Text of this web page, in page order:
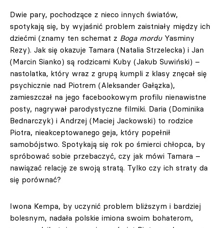
Dwie pary, pochodzące z nieco innych światów,
spotykają się, by wyjaśnić problem zaistniały między ich
dziećmi (znamy ten schemat z Boga morduYasminy
Rezy). Jak się okazuje Tamara (Natalia Strzelecka) i Jan
(Marcin Sianko) są rodzicami Kuby (Jakub Suwiński) –
nastolatka, który wraz z grupą kumpli z klasy znęcał się
psychicznie nad Piotrem (Aleksander Gałązka),
zamieszczał na jego facebookowym profilu nienawistne
posty, nagrywał parodystyczne filmiki. Daria (Dominika
Bednarczyk) i Andrzej (Maciej Jackowski) to rodzice
Piotra, nieakceptowanego geja, który popełnił
samobójstwo. Spotykają się rok po śmierci chłopca, by
spróbować sobie przebaczyć, czy jak mówi Tamara –
nawiązać relację ze swoją stratą. Tylko czy ich straty da
się porównać?
Iwona Kempa, by uczynić problem bliższym i bardziej
bolesnym, nadała polskie imiona swoim bohaterom,